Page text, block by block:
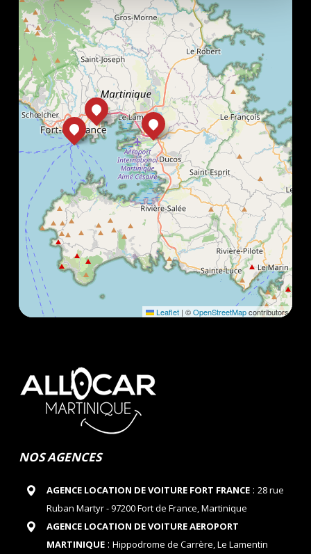
Leaflet | ©OpenStreetMapcontributors
NOS AGENCES
AGENCE LOCATION DE VOITURE FORT FRANCE: 28 rue
Ruban Martyr - 97200 Fort de France, Martinique
AGENCE LOCATION DE VOITURE AEROPORT
MARTINIQUE: Hippodrome de Carrère, Le Lamentin